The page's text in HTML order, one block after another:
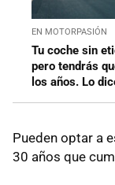
EN MOTORPASIÓN
Tu coche sin
pero tendrás
los años. Lo
Pueden optar a
30 años que